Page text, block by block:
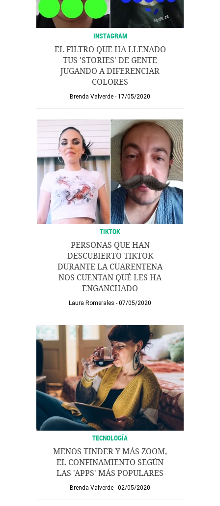
INSTAGRAM
EL FILTRO QUE HA LLENADO
TUS 'STORIES' DE GENTE
JUGANDO A DIFERENCIAR
COLORES
Brenda Valverde 17/05/2020
TIKTOK
PERSONAS QUE HAN
DESCUBIERTO TIKTOK
DURANTE LA CUARENTENA
NOS CUENTAN QUÉ LES HA
ENGANCHADO
Laura Romerales 07/05/2020
TECNOLOGÍA
MENOS TINDER Y MÁS ZOOM,
EL CONFINAMIENTO SEGÚN
LAS 'APPS' MÁS POPULARES
Brenda Valverde 02/05/2020